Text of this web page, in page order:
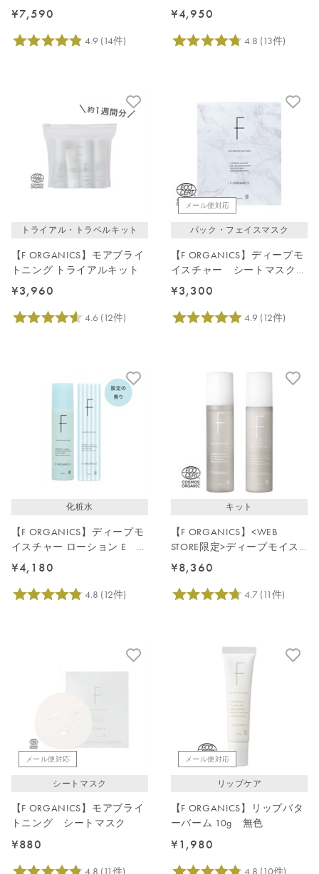
チャーケアキット(詰替)
¥7,590
200mL（大容量）
¥4,950
トライアル・トラベルキット
【F ORGANICS】モアブライ
トニング トライアルキット
¥3,960
メール便対応
パック・フェイスマスク
【F ORGANICS】ディープモ
イスチャー シートマスク
4枚入
¥3,300
化粧水
【F ORGANICS】ディープモ
イスチャー ローション E レ
イユールデルブの香り
¥4,180
キット
【F ORGANICS】<WEB
STORE限定>ディープモイス
チャーケアキット
¥8,360
メール便対応
シートマスク
【F ORGANICS】モアブライ
トニング シートマスク
¥880
メール便対応
リップケア
【F ORGANICS】リップバタ
ーバーム 10g 無色
¥1,980